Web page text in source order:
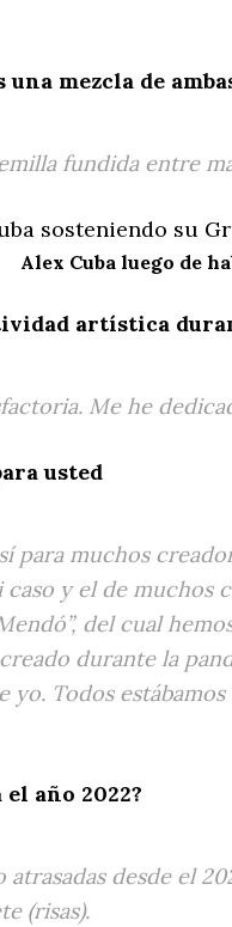
una mezcla de
fundida entre
Alex Cuba luego de
artística
Me he
usted
para muchos
y el de
del cual
creado durante la
yo. Todos
año 2022?
desde el
(risas).